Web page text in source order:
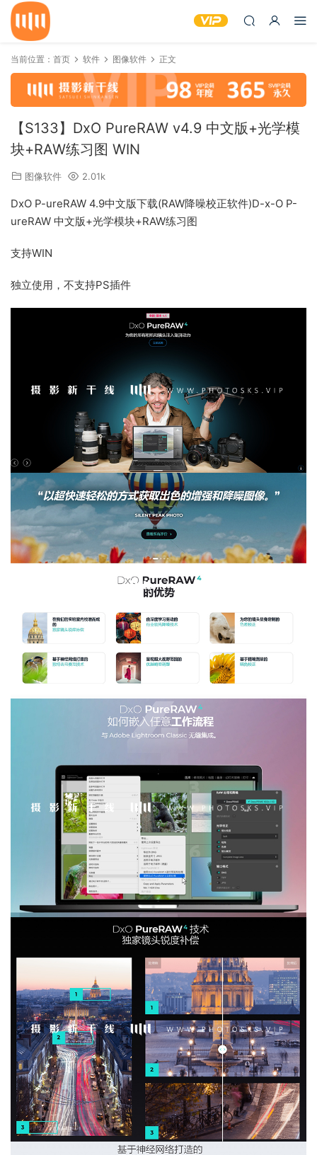
当前位置： 首页 软件 图像软件 正文
【S133】DxO PureRAW v4.9 中文版+光学模
块+RAW练习图 WIN
图像软件 2.01k
DxO P-ureRAW 4.9中文版下载(RAW降噪校正软件)D-x-O P-
ureRAW 中文版+光学模块+RAW练习图
支持WIN
独立使用，不支持PS插件